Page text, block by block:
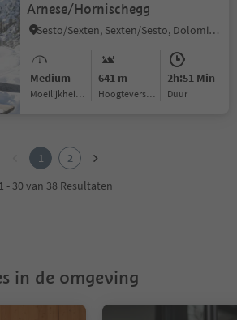
Arnese/Hornischegg
Sesto/Sexten, Sexten/Sesto, Dolomites Region 3 Zinnen
Medium
Moeilijkheidsgraad
641 m
Hoogteverschil
2h:51 Min
Duur
1
2
1 - 30 van 38 Resultaten
in de omgeving